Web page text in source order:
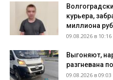
курьера,
миллиона
09.08.2026 в 10:16
Выгоняют,
разгневана
09.08.2026 в 09:03